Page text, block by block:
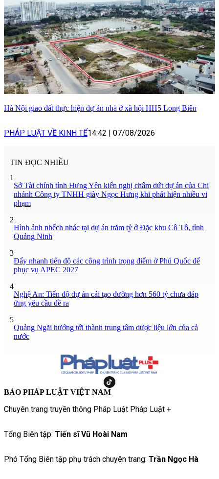
Hà Nội giao đất thực hiện dự án nhà ở xã hội HH5 Long Biên
PHÁP LUẬT VỀ KINH TẾ14:42 | 07/08/2026
TIN ĐỌC NHIỀU
1
Sở Tài chính tỉnh Hưng Yên kiến nghị chấm dứt dự án của Chi
nhánh Công ty TNHH giày Ngọc Hưng khi phát hiện nhiều vi
phạm
2
Hình ảnh nhếch nhác tại dự án trăm tỷ ở Đặc khu Cô Tô, tỉnh
Quảng Ninh
3
Đẩy nhanh tiến độ các công trình trọng điểm ở Phú Quốc để
phục vụ APEC 2027
4
Nghệ An: Tiến độ dự án cải tạo đường hơn 560 tỷ chưa đáp
ứng yêu cầu đề ra
5
Quảng Ngãi hướng tới thành trung tâm dược liệu lớn của cả
nước
BÁO PHÁP LUẬT VIỆT NAM
Chuyên trang truyền thông Pháp Luật Pháp Luật +
Tổng Biên tập: Tiến sĩ Vũ Hoài Nam
Phó Tổng Biên tập phụ trách chuyên trang: Trần Ngọc Hà